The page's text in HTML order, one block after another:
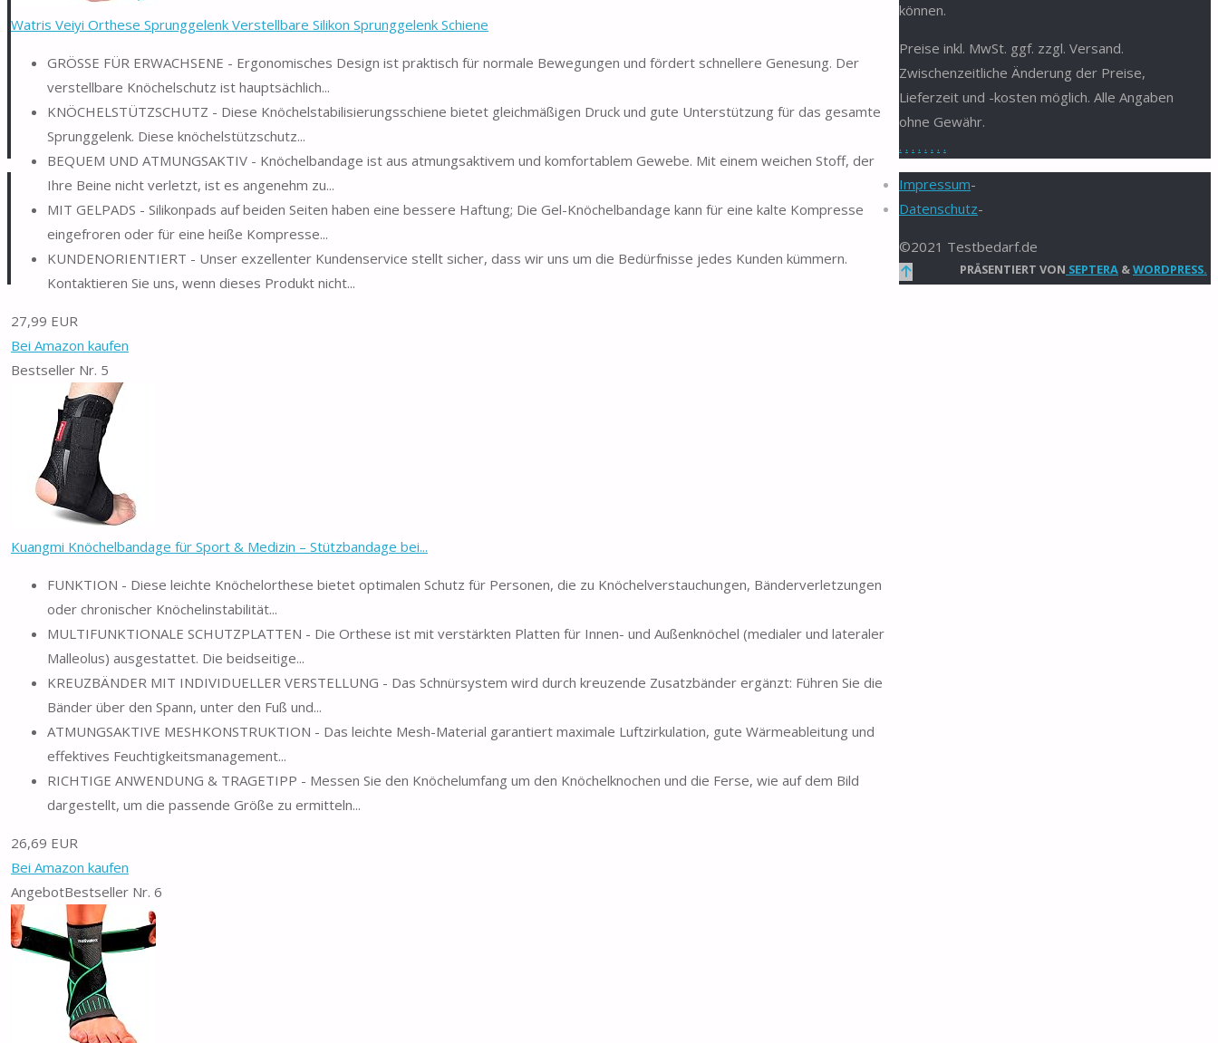
Watris Veiyi Orthese Sprunggelenk Verstellbare Silikon Sprunggelenk Schiene
GRÖSSE FÜR ERWACHSENE - Ergonomisches Design ist praktisch für normale Bewegungen und fördert schnellere Genesung. Der
verstellbare Knöchelschutz ist hauptsächlich...
KNÖCHELSTÜTZSCHUTZ - Diese Knöchelstabilisierungsschiene bietet gleichmäßigen Druck und gute Unterstützung für das gesamte
Sprunggelenk. Diese knöchelstützschutz...
BEQUEM UND ATMUNGSAKTIV - Knöchelbandage ist aus atmungsaktivem und komfortablem Gewebe. Mit einem weichen Stoff, der
Ihre Beine nicht verletzt, ist es angenehm zu...
MIT GELPADS - Silikonpads auf beiden Seiten haben eine bessere Haftung; Die Gel-Knöchelbandage kann für eine kalte Kompresse
eingefroren oder für eine heiße Kompresse...
KUNDENORIENTIERT - Unser exzellenter Kundenservice stellt sicher, dass wir uns um die Bedürfnisse jedes Kunden kümmern.
Kontaktieren Sie uns, wenn dieses Produkt nicht...
27,99 EUR
Bei Amazon kaufen
Bestseller Nr. 5
Kuangmi Knöchelbandage für Sport & Medizin – Stützbandage bei...
FUNKTION - Diese leichte Knöchelorthese bietet optimalen Schutz für Personen, die zu Knöchelverstauchungen, Bänderverletzungen
oder chronischer Knöchelinstabilität...
MULTIFUNKTIONALE SCHUTZPLATTEN - Die Orthese ist mit verstärkten Platten für Innen- und Außenknöchel (medialer und lateraler
Malleolus) ausgestattet. Die beidseitige...
KREUZBÄNDER MIT INDIVIDUELLER VERSTELLUNG - Das Schnürsystem wird durch kreuzende Zusatzbänder ergänzt: Führen Sie die
Bänder über den Spann, unter den Fuß und...
ATMUNGSAKTIVE MESHKONSTRUKTION - Das leichte Mesh-Material garantiert maximale Luftzirkulation, gute Wärmeableitung und
effektives Feuchtigkeitsmanagement...
RICHTIGE ANWENDUNG & TRAGETIPP - Messen Sie den Knöchelumfang um den Knöchelknochen und die Ferse, wie auf dem Bild
dargestellt, um die passende Größe zu ermitteln...
26,69 EUR
Bei Amazon kaufen
AngebotBestseller Nr. 6
können.
Preise inkl. MwSt. ggf. zzgl. Versand.
Zwischenzeitliche Änderung der Preise,
Lieferzeit und -kosten möglich. Alle Angaben
ohne Gewähr.
. . . . . . . .
Impressum-
Datenschutz-
©2021 Testbedarf.de
PRÄSENTIERT VON SEPTERA &WORDPRESS.
Zurück